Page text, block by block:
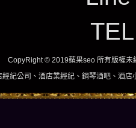
CopyRight © 2019蘋果seo 所有版權未
紀、鋼琴酒吧、酒店小姐、酒店